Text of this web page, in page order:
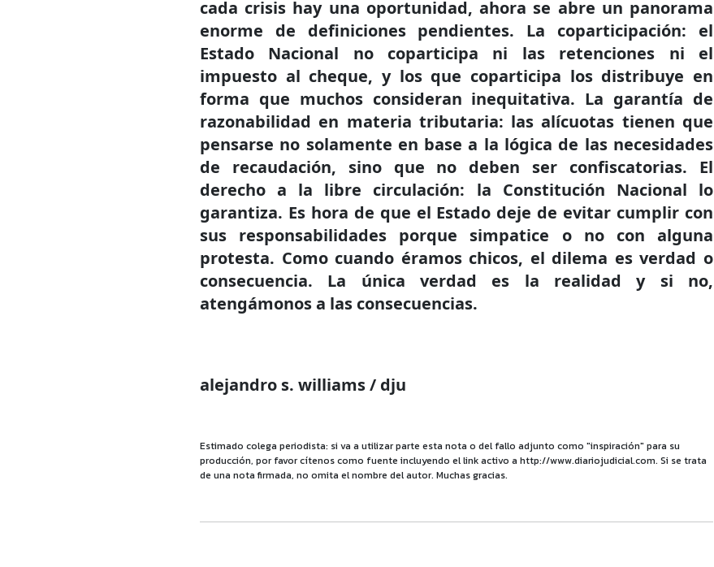
cada crisis hay una oportunidad, ahora se abre un panorama
enorme de definiciones pendientes. La coparticipación: el
Estado Nacional no coparticipa ni las retenciones ni el
impuesto al cheque, y los que coparticipa los distribuye en
forma que muchos consideran inequitativa. La garantía de
razonabilidad en materia tributaria: las alícuotas tienen que
pensarse no solamente en base a la lógica de las necesidades
de recaudación, sino que no deben ser confiscatorias. El
derecho a la libre circulación: la Constitución Nacional lo
garantiza. Es hora de que el Estado deje de evitar cumplir con
sus responsabilidades porque simpatice o no con alguna
protesta. Como cuando éramos chicos, el dilema es verdad o
consecuencia. La única verdad es la realidad y si no,
atengámonos a las consecuencias.
alejandro s. williams / dju
Estimado colega periodista: si va a utilizar parte esta nota o del fallo adjunto como "inspiración" para su
producción, por favor cítenos como fuente incluyendo el link activo a http://www.diariojudicial.com. Si se trata
de una nota firmada, no omita el nombre del autor. Muchas gracias.